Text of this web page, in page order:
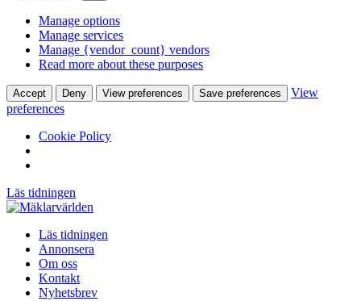
Manage options
Manage services
Manage {vendor_count} vendors
Read more about these purposes
Accept Deny View preferences Save preferences
View
preferences
Cookie Policy
Läs tidningen
Läs tidningen
Annonsera
Om oss
Kontakt
Nyhetsbrev